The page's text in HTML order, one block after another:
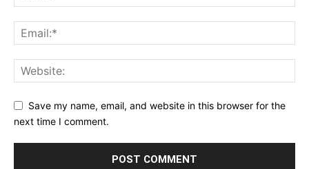
Save my name, email, and website in this browser for the
next time I comment.